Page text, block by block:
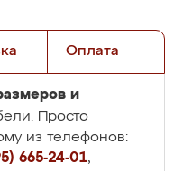
Оплата
и
Просто
из телефонов:
665-24-01,